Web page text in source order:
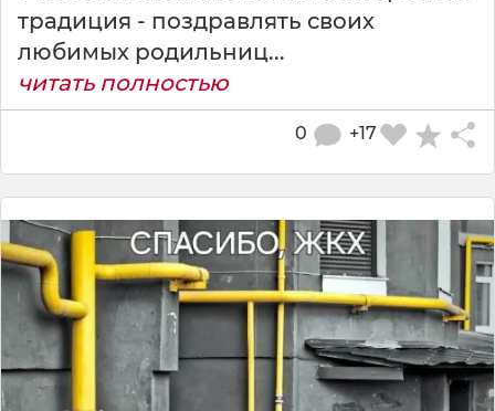
традиция - поздравлять своих
любимых родильниц...
читать полностью
+17
0